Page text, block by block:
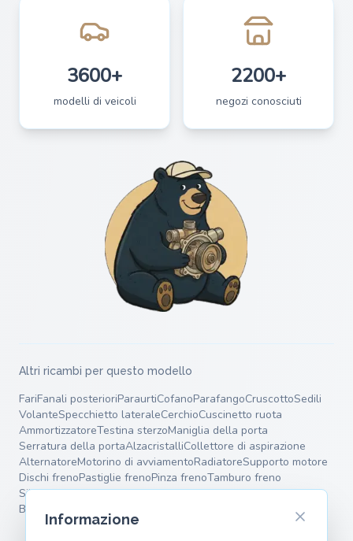
3600+
modelli di veicoli
2200+
negozi conosciuti
Altri ricambi per questo modello
FariFanali posterioriParaurtiCofanoParafangoCruscottoSedili
VolanteSpecchietto lateraleCerchioCuscinetto ruota
AmmortizzatoreTestina sterzoManiglia della porta
Serratura della portaAlzacristalliCollettore di aspirazione
AlternatoreMotorino di avviamentoRadiatoreSupporto motore
Dischi frenoPastiglie frenoPinza frenoTamburo freno
Silenziatore terminaleSilenziatore intermedioMolle
Bracci oscillanti
Informazione